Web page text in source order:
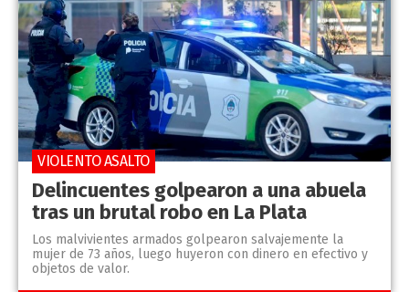
Delincuentes golpearon a una abuela
tras un brutal robo en La Plata
Los malvivientes armados golpearon salvajemente la
mujer de 73 años, luego huyeron con dinero en efectivo y
objetos de valor.
VIOLENTO ASALTO